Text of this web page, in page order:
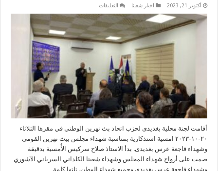
أكتوبر 21, 2023 اخبار شعبنا التعليقات
محلية
بغديدي
لحزب
اتحاد
بيث
نهرين
امسية
استذكارية
لشهداء
مجلس
بيث
نهرين
القومي
وشهداء
فاجعة
بغديدى.
مغلقة
أقامت لجنة محلية بغديدى لحزب اتحاد بث نهرين الوطني في مقرها الثلاثاء
٢٠-١٠-٢٠٢٣ امسية استذكارية بمناسبة شهداء مجلس بيث نهرين القومي
وشهداء فاجعة عرس بغديدى. بدأ الاستاذ صلاح سركيس الأُمسية بدقيقة
صمت على أرواح شهداء المجلس وشهداء شعبنا الكلداني السرياني الآشوري
وشهداء فاجعة عرس بغديدى وجميع شهداء الوطن، تلتها كلمة …